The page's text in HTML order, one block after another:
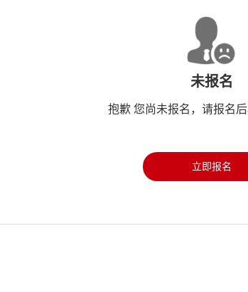
未报名
抱歉 您尚未报名，请报名后
立即报名